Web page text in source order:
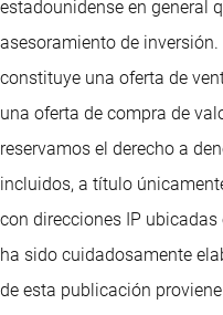
estadounidense en general
asesoramiento de
constituye una oferta de
una oferta de compra de
reservamos el derecho a
incluidos, a título
con direcciones IP
ha sido cuidadosamente
de esta publicación